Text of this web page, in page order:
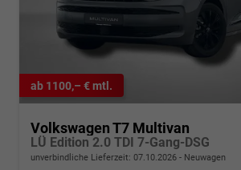
ab 1100,– € mtl.
Volkswagen T7 Multivan
LÜ Edition 2.0 TDI 7-Gang-DSG
unverbindliche Lieferzeit: 07.10.2026 Neuwagen